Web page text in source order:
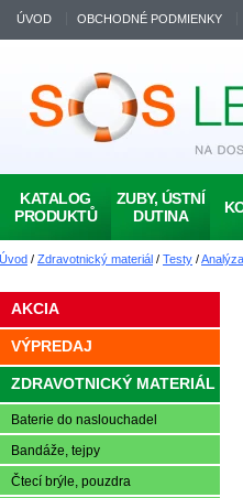
Úvod / Zdravotnický materiál / Testy /
AKCIA
VÝPREDAJ
ZDRAVOTNICKÝ MATERIÁL
Baterie do naslouchadel
Bandáže, tejpy
Čtecí brýle, pouzdra
ÚVOD OBCHODNÉ PODMIENKY
KATALOG
PRODUKTŮ
ZUBY, ÚSTNÍ
DUTINA